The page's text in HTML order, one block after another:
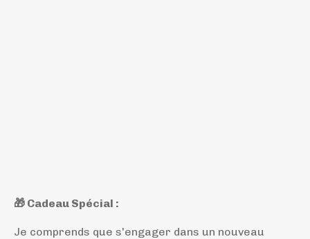
🎁 Cadeau Spécial :
Je comprends que s'engager dans un nouveau